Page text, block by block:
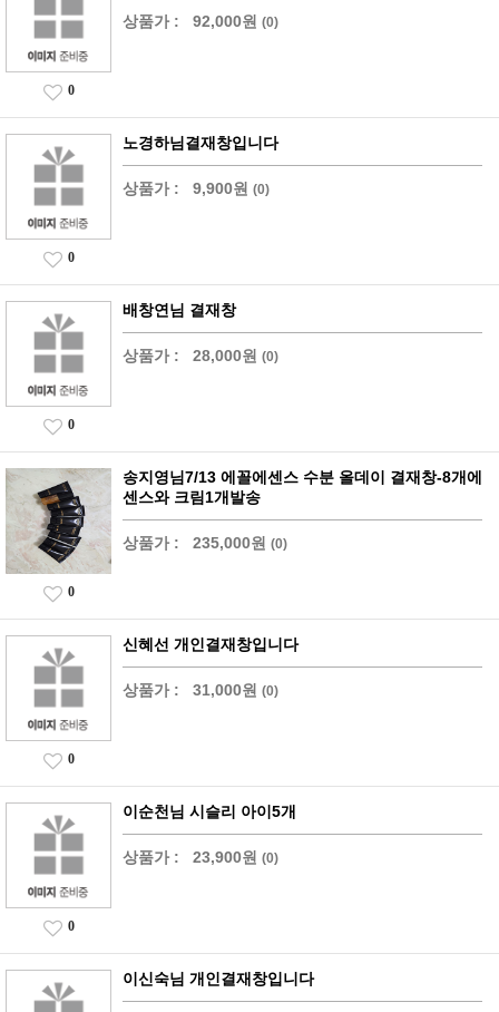
상품가 : 92,000원 (0)
0
노경하님결재창입니다
상품가 : 9,900원 (0)
0
배창연님 결재창
상품가 : 28,000원 (0)
0
송지영님7/13 에꼴에센스 수분 올데이 결재창-8개에
센스와 크림1개발송
상품가 : 235,000원 (0)
0
신혜선 개인결재창입니다
상품가 : 31,000원 (0)
0
이순천님 시슬리 아이5개
상품가 : 23,900원 (0)
0
이신숙님 개인결재창입니다